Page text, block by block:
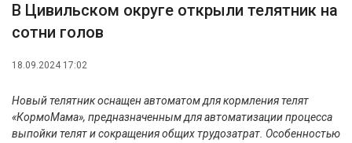
В Цивильском округе открыли телятник на
сотни голов
18.09.2024 17:02
Новый телятник оснащен автоматом для кормления телят
«КормоМама», предназначенным для автоматизации процесса
выпойки телят и сокращения общих трудозатрат. Особенностью